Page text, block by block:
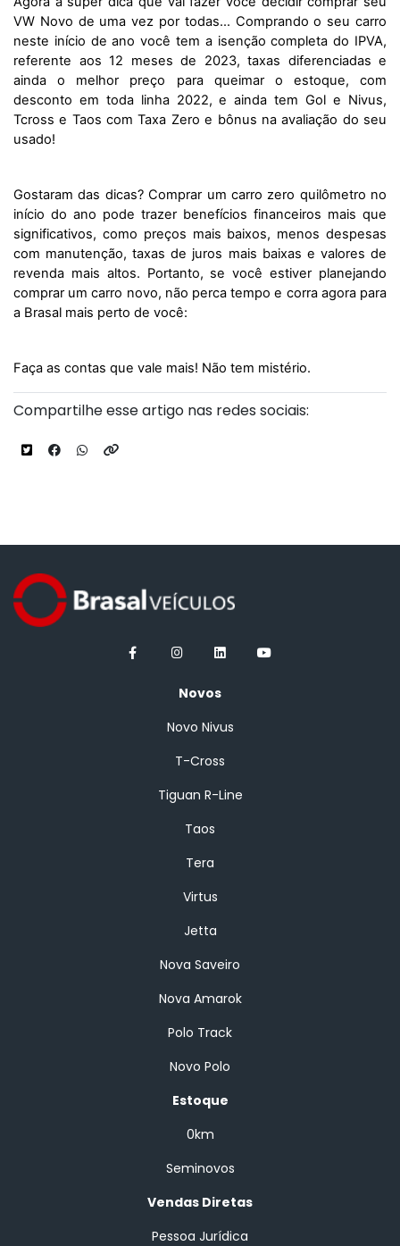
VW Novo de uma vez por todas… Comprando o seu carro
neste início de ano você tem a isenção completa do IPVA,
referente aos 12 meses de 2023, taxas diferenciadas e
ainda o melhor preço para queimar o estoque, com
desconto em toda linha 2022, e ainda tem Gol e Nivus,
Tcross e Taos com Taxa Zero e bônus na avaliação do seu
usado!
Gostaram das dicas? Comprar um carro zero quilômetro no
início do ano pode trazer benefícios financeiros mais que
significativos, como preços mais baixos, menos despesas
com manutenção, taxas de juros mais baixas e valores de
revenda mais altos. Portanto, se você estiver planejando
comprar um carro novo, não perca tempo e corra agora para
a Brasal mais perto de você:
Faça as contas que vale mais! Não tem mistério.
Compartilhe esse artigo nas redes sociais:
Novos
Novo Nivus
T-Cross
Tiguan R-Line
Taos
Tera
Virtus
Jetta
Nova Saveiro
Nova Amarok
Polo Track
Novo Polo
Estoque
0km
Seminovos
Vendas Diretas
Pessoa Jurídica